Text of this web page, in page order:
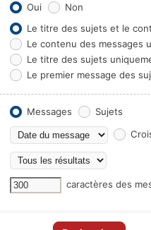
Oui
Non
Le titre des sujets et le
Le contenu des messages
Le titre des sujets
Le premier message des
Messages
Sujets
caractères des